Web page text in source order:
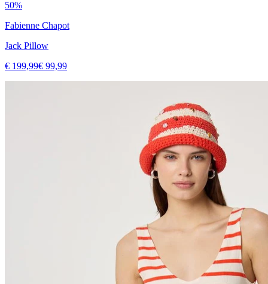
50%
Fabienne Chapot
Jack Pillow
€ 199,99€ 99,99